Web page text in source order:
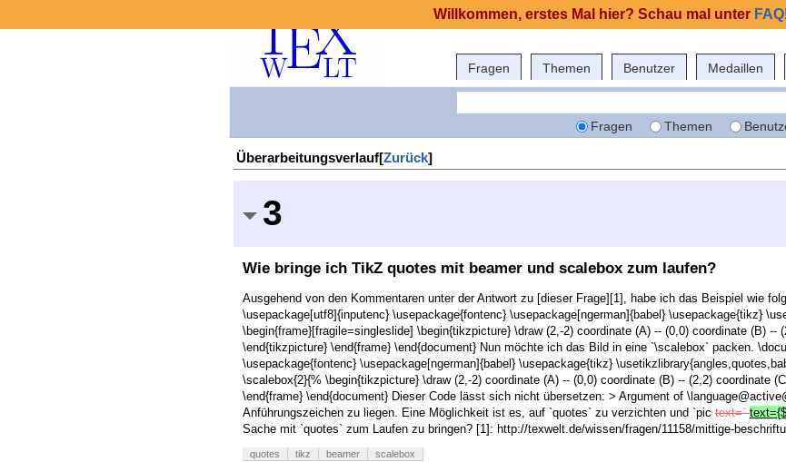
Fragen Themen Benutzer Medaillen
Fragen Themen
Überarbeitungsverlauf[Zurück]
3
Wie bringe ich TikZ quotes mit beamer und scalebox zum laufen?
Ausgehend von den Kommentaren unter der Antwort zu [dieser Frage][1], habe ich das Beispiel wie
\usepackage[utf8]{inputenc} \usepackage{fontenc} \usepackage[ngerman]{babel} \usepackage{tikz}
\begin{frame}[fragile=singleslide] \begin{tikzpicture} \draw (2,-2) coordinate (A) -- (0,0) coordinate (B) --
\end{tikzpicture} \end{frame} \end{document} Nun möchte ich das Bild in eine `\scalebox` packen.
\usepackage{fontenc} \usepackage[ngerman]{babel} \usepackage{tikz}
\scalebox{2}{% \begin{tikzpicture} \draw (2,-2) coordinate (A) -- (0,0) coordinate (B) -- (2,2) coordinate
\end{frame} \end{document} Dieser Code lässt sich nicht übersetzen: > Argument of
Anführungszeichen zu liegen. Eine Möglichkeit ist es, auf `quotes` zu verzichten und `pic text=`
Sache mit `quotes` zum Laufen zu bringen? [1]: http://texwelt.de/wissen/fragen/11158/mittige-
quotes tikz beamer scalebox
Willkommen, erstes Mal hier? Schau mal unter FAQ